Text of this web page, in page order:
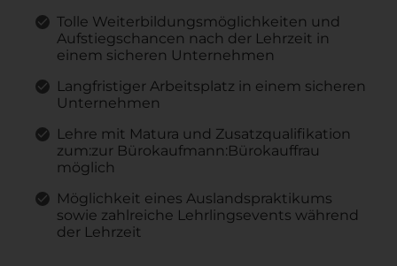
Tolle Weiterbildungsmöglichkeiten und
Aufstiegschancen nach der Lehrzeit in
einem sicheren Unternehmen
Langfristiger Arbeitsplatz in einem sicheren
Unternehmen
Lehre mit Matura und Zusatzqualifikation
zum:zur Bürokaufmann:Bürokauffrau
möglich
Möglichkeit eines Auslandspraktikums
sowie zahlreiche Lehrlingsevents während
der Lehrzeit